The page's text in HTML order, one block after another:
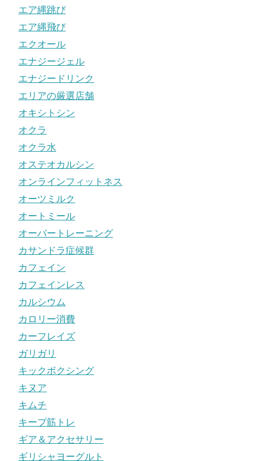
エア縄跳び
エア縄飛び
エクオール
エナジージェル
エナジードリンク
エリアの厳選店舗
オキシトシン
オクラ
オクラ水
オステオカルシン
オンラインフィットネス
オーツミルク
オートミール
オーバートレーニング
カサンドラ症候群
カフェイン
カフェインレス
カルシウム
カロリー消費
カーフレイズ
ガリガリ
キックボクシング
キヌア
キムチ
キープ筋トレ
ギア＆アクセサリー
ギリシャヨーグルト